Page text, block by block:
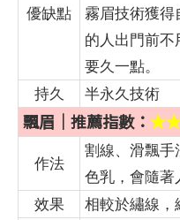
優缺點
霧眉技術獲
的人出門前
要久一點。
持久
半永久技術
飄眉｜推薦指數：
作法
割線、滑飄手
色乳，會隨
效果
相較於繡線，